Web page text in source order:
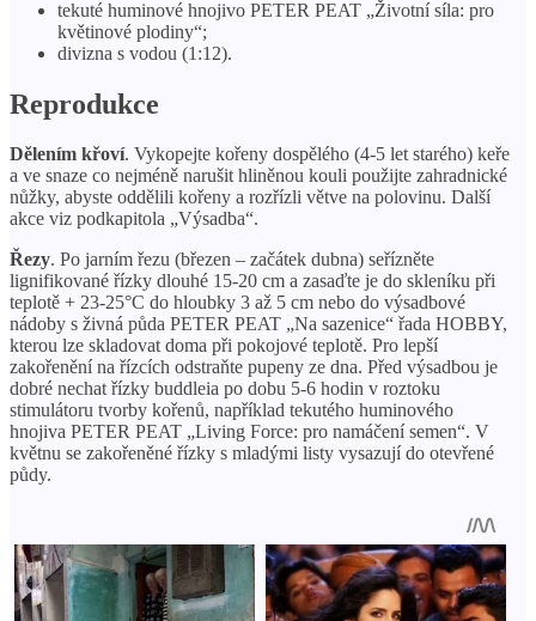
tekuté huminové hnojivo PETER PEAT „Životní síla: pro
květinové plodiny“;
divizna s vodou (1:12).
Reprodukce
Dělením křoví. Vykopejte kořeny dospělého (4-5 let starého) keře
a ve snaze co nejméně narušit hliněnou kouli použijte zahradnické
nůžky, abyste oddělili kořeny a rozřízli větve na polovinu. Další
akce viz podkapitola „Výsadba“.
Řezy. Po jarním řezu (březen – začátek dubna) seřízněte
lignifikované řízky dlouhé 15-20 cm a zasaďte je do skleníku při
teplotě + 23-25°C do hloubky 3 až 5 cm nebo do výsadbové
nádoby s živná půda PETER PEAT „Na sazenice“ řada HOBBY,
kterou lze skladovat doma při pokojové teplotě. Pro lepší
zakořenění na řízcích odstraňte pupeny ze dna. Před výsadbou je
dobré nechat řízky buddleia po dobu 5-6 hodin v roztoku
stimulátoru tvorby kořenů, například tekutého huminového
hnojiva PETER PEAT „Living Force: pro namáčení semen“. V
květnu se zakořeněné řízky s mladými listy vysazují do otevřené
půdy.